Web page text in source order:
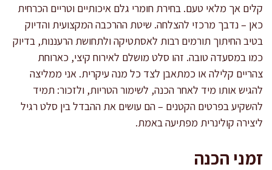
קלים אך מלאי טעם. בחירת חומרי גלם איכותיים וטריים הכרחית
כאן – נדבך מרכזי להצלחה. שיטת ההרכבה המקצועית והדיוק
בטיב החיתוך תורמים רבות לאסתטיקה ולתחושת הרעננות, בדיוק
כמו במסעדה טובה. זהו סלט מושלם לאירוח קיצי, כארוחת
צהריים קלילה או כמתאבן לצד כל מנה עיקרית. אני ממליצה
להגיש אותו מיד לאחר הכנה, לשימור הטריות, ולזכור: תמיד
להשקיע בפרטים הקטנים – הם עושים את ההבדל בין סלט רגיל
ליצירה קולינרית מפתיעה באמת.
זמני הכנה